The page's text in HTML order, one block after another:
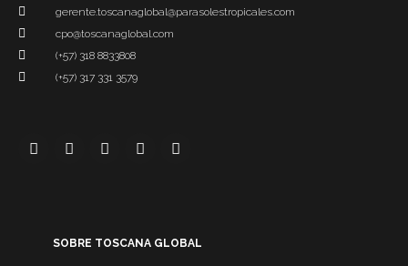
gerente.toscanaglobal@parasolestropicales.com
cpo@toscanaglobal.com
(+57) 318 8833808
(+57) 317 331 3579
SOBRE TOSCANA GLOBAL